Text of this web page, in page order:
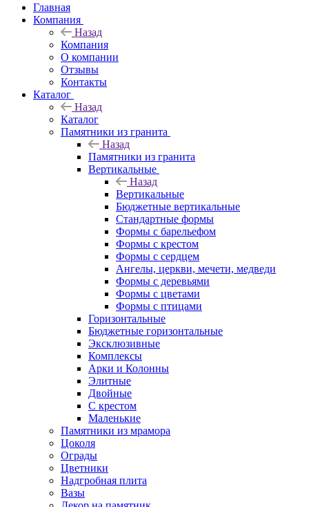
Главная
Компания
Назад
Компания
О компании
Отзывы
Контакты
Каталог
Назад
Каталог
Памятники из гранита
Назад
Памятники из гранита
Вертикальные
Назад
Вертикальные
Бюджетные вертикальные
Стандартные формы
Формы с барельефом
Формы с крестом
Формы с сердцем
Ангелы, церкви, мечети, медведи
Формы с деревьями
Формы с цветами
Формы с птицами
Горизонтальные
Бюджетные горизонтальные
Эксклюзивные
Комплексы
Арки и Колонны
Элитные
Двойные
С крестом
Маленькие
Памятники из мрамора
Цоколя
Ограды
Цветники
Надгробная плита
Вазы